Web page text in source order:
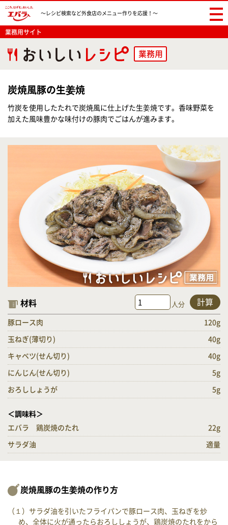
〜レシピ検索など外食店のメニュー作りを応援！〜
業務用サイト
業務用
炭焼風豚の生姜焼
竹炭を使用したたれで炭焼風に仕上げた生姜焼です。香味野菜を
加えた風味豊かな味付けの豚肉でごはんが進みます。
材料 人分 計算
豚ロース肉 120g
玉ねぎ(薄切り) 40g
キャベツ(せん切り) 40g
にんじん(せん切り) 5g
おろししょうが 5g
＜調味料＞
エバラ 鶏炭焼のたれ
22g
サラダ油 適量
炭焼風豚の生姜焼の作り方
（１）サラダ油を引いたフライパンで豚ロース肉、玉ねぎを炒
め、全体に火が通ったらおろししょうが、鶏炭焼のたれをから